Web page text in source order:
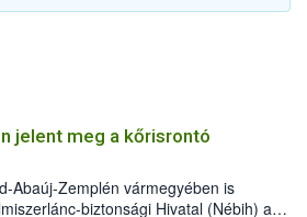
jelent meg a kőrisrontó
Abaúj-Zemplén vármegyében is
biztonsági Hivatal (Nébih) a